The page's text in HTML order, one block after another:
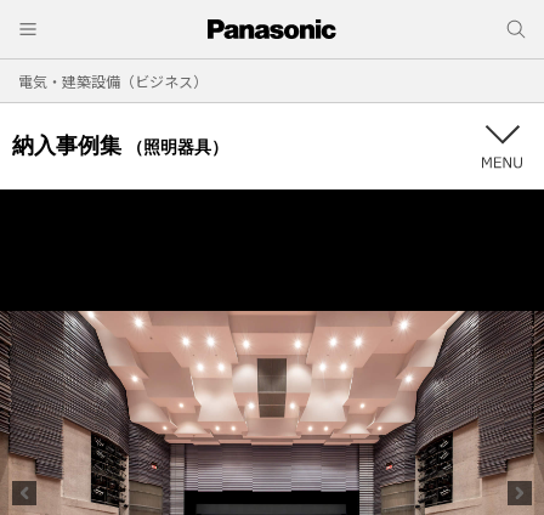
電気・建築設備（ビジネス）
納入事例集 （照明器具）